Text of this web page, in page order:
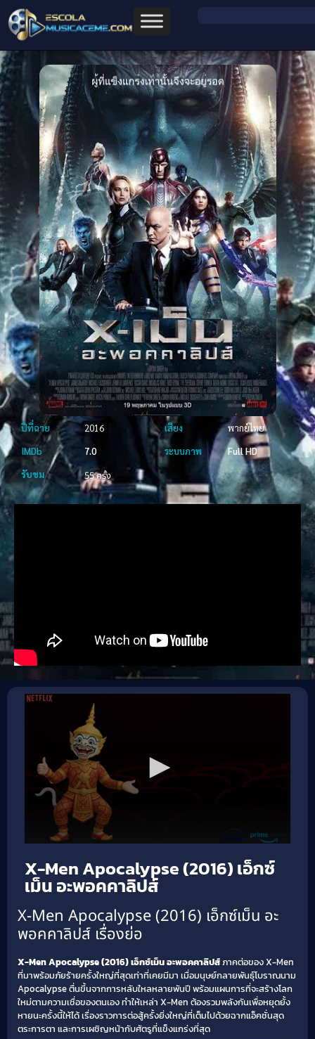
ปีที่ฉาย 2016 เสียง
พากย์ไทย
IMDb
7.0 ระบบภาพ
Full HD
รับชม
55 ครั้ง
X-Men Apocalypse (2016) เอ็กซ์
เม็น อะพอคคาลิปส์
X-Men Apocalypse (2016) เอ็กซ์เม็น อะ
พอคคาลิปส์ เรื่องย่อ
X-Men Apocalypse (2016) เอ็กซ์เม็น อะพอคคาลิปส์ภาคต่อของ X-Men
ที่มาพร้อมภัยร้ายครั้งใหญ่ที่สุดเท่าที่เคยมีมา เมื่อมนุษย์กลายพันธุ์โบราณนาม
Apocalypse ตื่นขึ้นจากการหลับใหลหลายพันปี พร้อมแผนการที่จะสร้างโลก
ใหม่ตามความเชื่อของตนเอง ทำให้เหล่า X-Men ต้องรวมพลังกันเพื่อหยุดยั้ง
หายนะครั้งนี้ให้ได้ เรื่องราวการต่อสู้ครั้งยิ่งใหญ่ที่เต็มไปด้วยฉากแอ็คชั่นสุด
ตระการตา และการเผชิญหน้ากับศัตรูที่แข็งแกร่งที่สุด